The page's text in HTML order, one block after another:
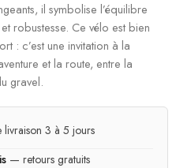
il symbolise l’équilibre
robustesse. Ce vélo est bien
: c’est une invitation à la
et la route, entre la
gravel.
3 à 5 jours
— retours gratuits